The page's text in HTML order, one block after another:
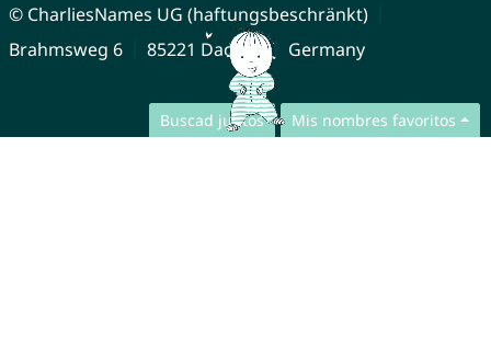
Buscad juntos Mis nombres favoritos
© CharliesNames UG (haftungsbeschränkt)
Brahmsweg 6
85221 Dachau Germany